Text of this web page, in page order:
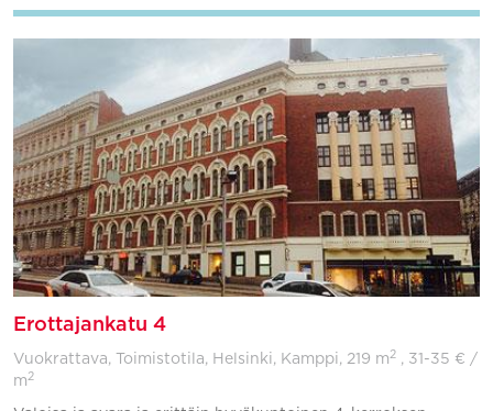
Erottajankatu 4
Vuokrattava, Toimistotila, Helsinki, Kamppi, 219 m 2 , 31-35 € /
m 2